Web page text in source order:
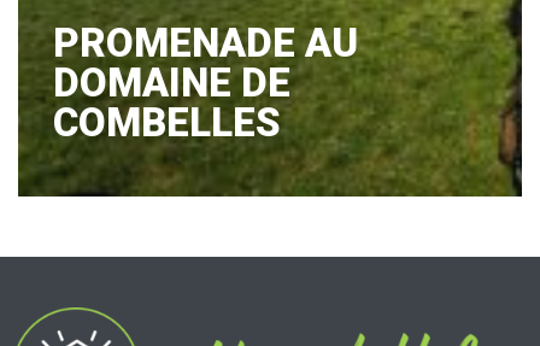
PROMENADE AU
DOMAINE DE
COMBELLES